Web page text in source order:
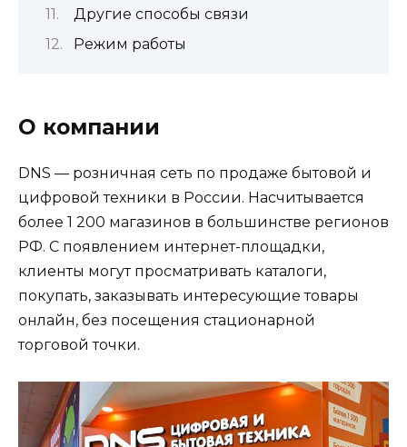
Другие способы связи
Режим работы
О компании
DNS — розничная сеть по продаже бытовой и
цифровой техники в России. Насчитывается
более 1 200 магазинов в большинстве регионов
РФ. С появлением интернет-площадки,
клиенты могут просматривать каталоги,
покупать, заказывать интересующие товары
онлайн, без посещения стационарной
торговой точки.